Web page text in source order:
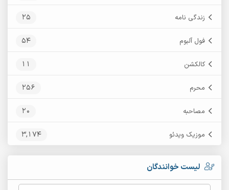
زندگی نامه 25
فول آلبوم 54
کالکشن 11
محرم 256
مصاحبه 20
موزیک ویدئو 3,174
لیست خوانندگان